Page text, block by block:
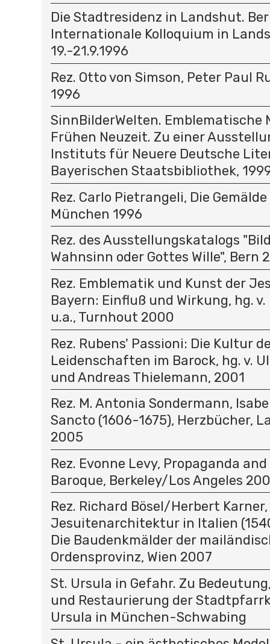
Die Stadtresidenz in Landshut.
Internationale Kolloquium in
19.-21.9.1996
Rez. Otto von Simson, Peter Paul
1996
SinnBilderWelten. Emblematische
Frühen Neuzeit. Zu einer
Instituts für Neuere Deutsche
Bayerischen Staatsbibliothek,
Rez. Carlo Pietrangeli, Die
München 1996
Rez. des Ausstellungskatalogs
Wahnsinn oder Gottes Wille", Bern
Rez. Emblematik und Kunst der
Bayern: Einfluß und Wirkung, hg. v.
u.a., Turnhout 2000
Rez. Rubens' Passioni: Die Kultur
Leidenschaften im Barock, hg. v.
und Andreas Thielemann, 2001
Rez. M. Antonia Sondermann,
Sancto (1606-1675), Herzbücher,
2005
Rez. Evonne Levy, Propaganda
Baroque, Berkeley/Los Angeles
Rez. Richard Bösel/Herbert Karner,
Jesuitenarchitektur in Italien
Die Baudenkmälder der
Ordensprovinz, Wien 2007
St. Ursula in Gefahr. Zu
und Restaurierung der
Ursula in München-Schwabing